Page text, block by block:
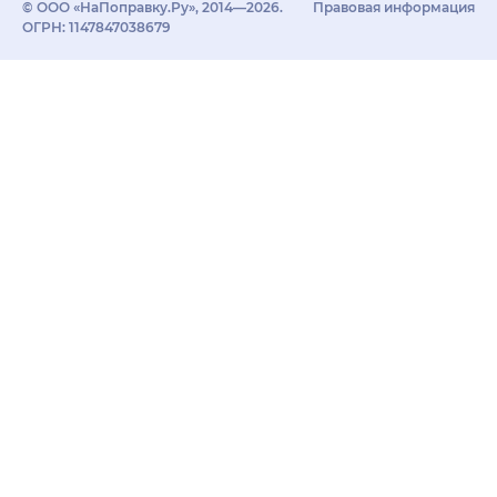
© ООО «НаПоправку.Ру», 2014—2026.
ОГРН: 1147847038679
Правовая информация